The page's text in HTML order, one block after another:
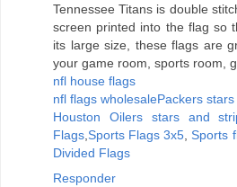
Tennessee Titans is double
screen printed into the flag so
its large size, these flags are
your game room, sports room,
nfl house flags
nfl flags wholesalePackers
Houston Oilers stars and
Flags Sports Flags 3x5 ,Sports
Divided Flags
Responder